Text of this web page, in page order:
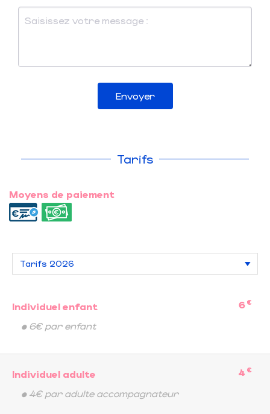
Envoyer
Tarifs
Moyens de paiement
Individuel enfant 6 €
• 6€ par enfant
Individuel adulte 4 €
• 4€ par adulte accompagnateur